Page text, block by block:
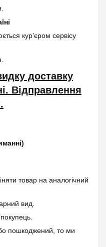
кур’єром сервісу
доставку
Відправлення
товар на аналогічний
вид.
пошкоджений, то ми